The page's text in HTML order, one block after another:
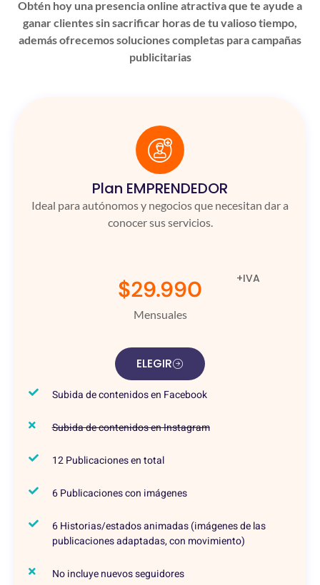
Obtén hoy una presencia online atractiva que te ayude a
ganar clientes sin sacrificar horas de tu valioso tiempo,
además ofrecemos soluciones completas para campañas
publicitarias
Plan EMPRENDEDOR
Ideal para autónomos y negocios que necesitan dar a
conocer sus servicios.
+IVA
$29.990
Mensuales
ELEGIR
Subida de contenidos en Facebook
Subida de contenidos en Instagram
12 Publicaciones en total
6 Publicaciones con imágenes
6 Historias/estados animadas (imágenes de las
publicaciones adaptadas, con movimiento)
No incluye nuevos seguidores